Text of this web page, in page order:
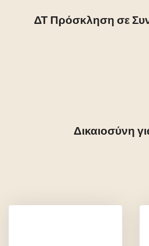
ΔΤ Πρόσκληση σε
Δικαιοσύνη